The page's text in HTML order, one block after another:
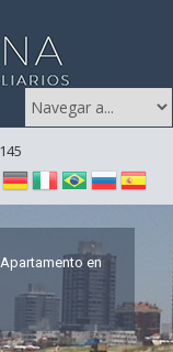
Apartamento en